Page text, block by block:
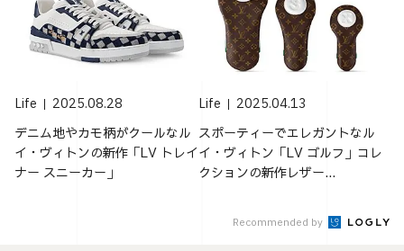
Life 2025.08.28
デニム地やカモ柄がクールなル
イ・ヴィトンの新作「LV トレイ
ナー スニーカー」
Life 2025.04.13
スポーティーでエレガントなル
イ・ヴィトン「LV ゴルフ」コレ
クションの新作レザー...
Recommended by